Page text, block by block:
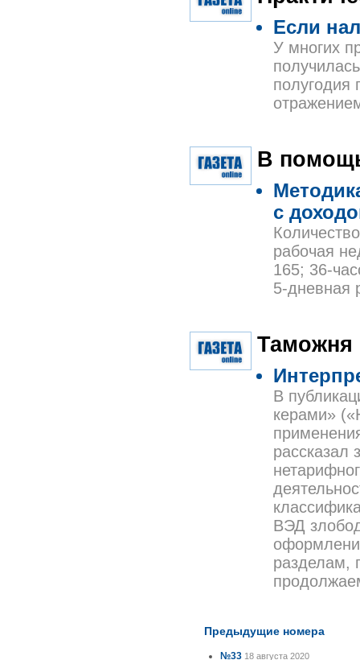
Если
У многих
полугодия
В
с
рабочая
165; 36-
5-дневная
Таможня
В
керами»
рассказал
ВЭД
разделам,
Предыдущие номера
№33 18 августа 2020